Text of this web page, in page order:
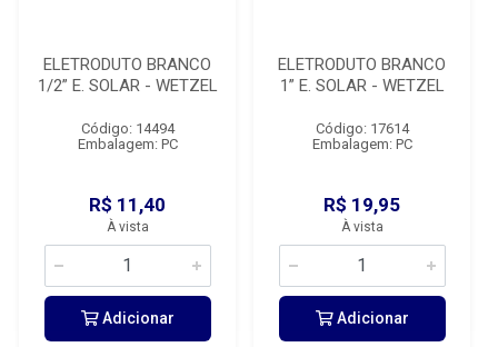
ELETRODUTO BRANCO
1/2” E. SOLAR - WETZEL
Código: 14494
Embalagem: PC
R$ 11,40
À vista
Adicionar
ELETRODUTO BRANCO
1” E. SOLAR - WETZEL
Código: 17614
Embalagem: PC
R$ 19,95
À vista
Adicionar